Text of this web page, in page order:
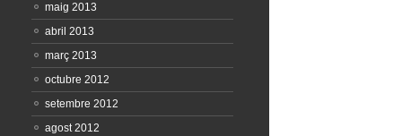
maig 2013
abril 2013
març 2013
octubre 2012
setembre 2012
agost 2012